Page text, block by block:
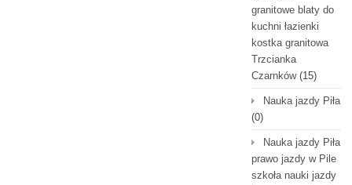
granitowe blaty do
kuchni łazienki
kostka granitowa
Trzcianka
Czarnków(15)
Nauka jazdy Piła
(0)
Nauka jazdy Piła
prawo jazdy w Pile
szkoła nauki jazdy